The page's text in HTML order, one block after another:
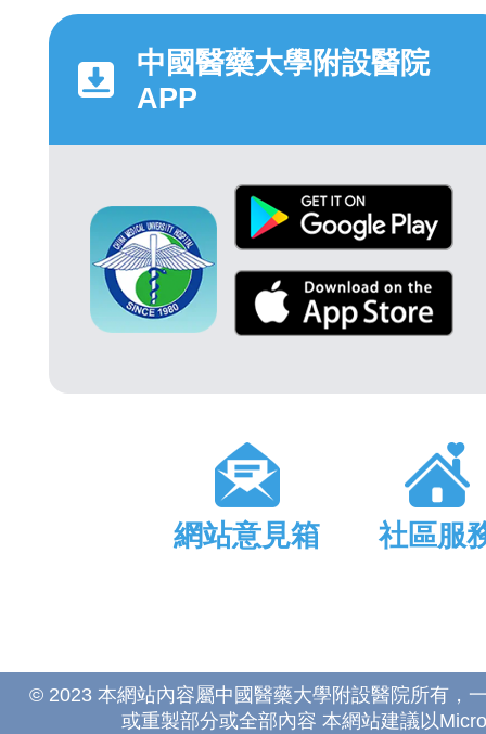
中國醫藥大學附設醫院
APP
網站意見箱 社區服
© 2023 本網站內容屬中國醫藥大學附設醫院所有，
或重製部分或全部內容 本網站建議以